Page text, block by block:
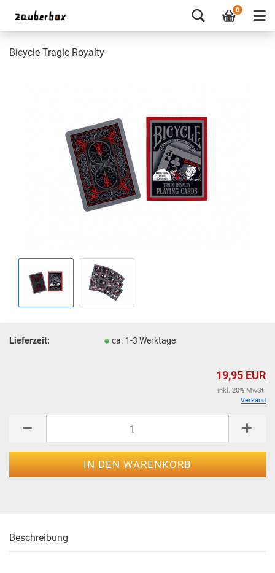
0
Bicycle Tragic Royalty
Lieferzeit: ca. 1-3 Werktage
19,95 EUR
inkl. 20% MwSt.
Versand
Beschreibung